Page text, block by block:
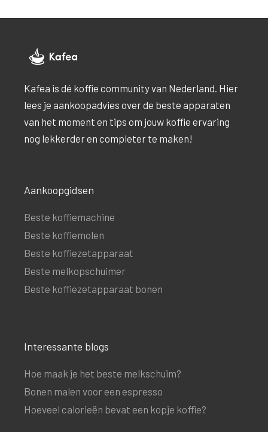
Kafea is dé koffie community van Nederland. Hier
lees je aankoopadvies over de beste apparaten
van het moment en tips om jouw koffie ervaring
nog lekkerder en completer te maken!
Aankoopgidsen
Beste koffiemachine
Beste koffiemolen
Beste koffiezetapparaat
Beste melkopschuimer
Beste koffiezetapparaat bonen
Interessante blogs
Hoe maak je het beste melkschuim?
Bonen malen voor een espresso
Hoeveel calorieën bevat een kopje koffie?